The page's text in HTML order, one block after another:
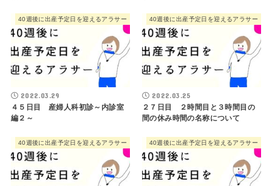
40週後に出産予定日を迎えるアラサー
2022.03.29
４５日目 産婦人科初診～内診室
編２～
40週後に出産予定日を迎えるアラサー
2022.03.25
２７日目 ２時間目と３時間目の
間の休み時間の名称について
40週後に出産予定日を迎えるアラサー 40週後に出産予定日を迎えるアラサー